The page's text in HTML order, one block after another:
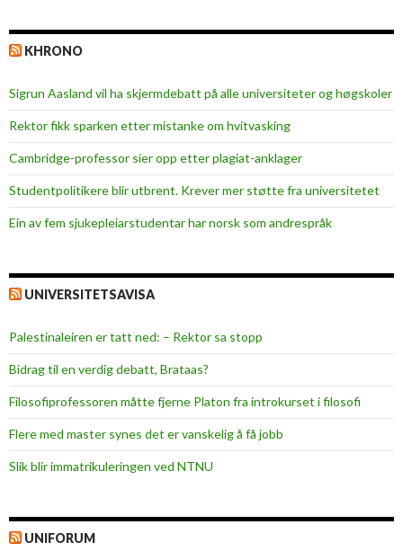
e
a
c
k
e
w
h
e
r
o
u
g
KHRONO
Sigrun Aasland vil ha skjerm­debatt på alle universiteter og høgskoler
Rektor fikk sparken etter mistanke om hvitvasking
Cambridge-professor sier opp etter plagiat-anklager
Studentpolitikere blir utbrent. Krever mer støtte fra universitetet
Ein av fem sjukepleiar­studentar har norsk som andrespråk
UNIVERSITETSAVISA
Palestinaleiren er tatt ned: – Rektor sa stopp
Bidrag til en verdig debatt, Brataas?
Filosofiprofessoren måtte fjerne Platon fra introkurset i filosofi
Flere med master synes det er vanskelig å få jobb
Slik blir immatrikuleringen ved NTNU
UNIFORUM